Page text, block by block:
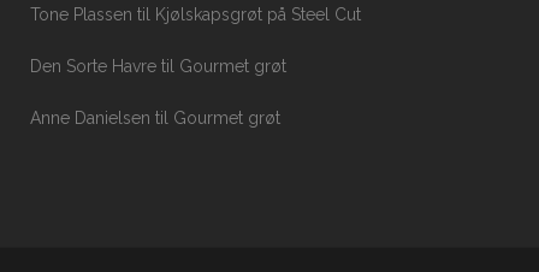
Tone Plassen til Kjølskapsgrøt på Steel Cut
Den Sorte Havre til Gourmet grøt
Anne Danielsen til Gourmet grøt